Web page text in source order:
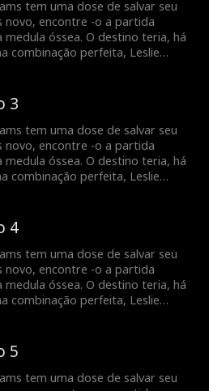
Mas o que acontece quando
... Simon é realmente o
uma empresa de bilhões de
o Joe médio que ele se faz?
tem uma dose de salvar seu
novo, encontre -o a partida
óssea. O destino teria, há
combinação perfeita, Leslie
Estados Unidos. Leslie precisa
card, e Simon precisa de sua
Mas o que acontece quando
... Simon é realmente o
uma empresa de bilhões de
o Joe médio que ele se faz?
3
tem uma dose de salvar seu
novo, encontre -o a partida
óssea. O destino teria, há
combinação perfeita, Leslie
Estados Unidos. Leslie precisa
card, e Simon precisa de sua
Mas o que acontece quando
... Simon é realmente o
uma empresa de bilhões de
o Joe médio que ele se faz?
4
tem uma dose de salvar seu
novo, encontre -o a partida
óssea. O destino teria, há
combinação perfeita, Leslie
Estados Unidos. Leslie precisa
card, e Simon precisa de sua
Mas o que acontece quando
5
tem uma dose de salvar seu